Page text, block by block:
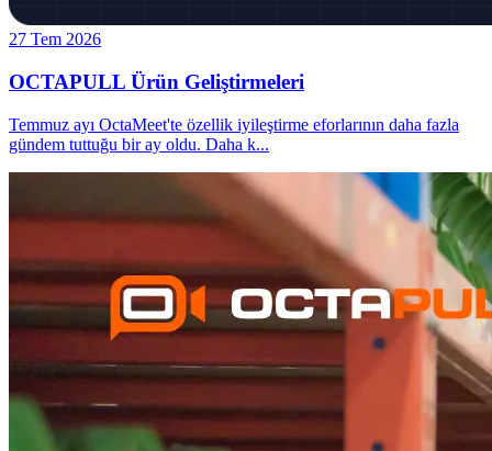
27 Tem 2026
OCTAPULL Ürün Geliştirmeleri
Temmuz ayı OctaMeet'te özellik iyileştirme eforlarının daha fazla
gündem tuttuğu bir ay oldu. Daha k...